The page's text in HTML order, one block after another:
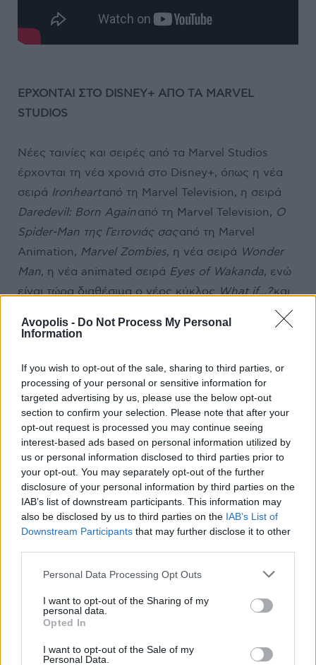
Avopolis - Do Not Process My Personal
Information
If you wish to opt-out of the sale, sharing to third parties, or
processing of your personal or sensitive information for
targeted advertising by us, please use the below opt-out
section to confirm your selection. Please note that after your
opt-out request is processed you may continue seeing
interest-based ads based on personal information utilized by
us or personal information disclosed to third parties prior to
your opt-out. You may separately opt-out of the further
disclosure of your personal information by third parties on the
IAB’s list of downstream participants. This information may
also be disclosed by us to third parties on the IAB’s List of
Downstream Participants that may further disclose it to other
Personal Data Processing Opt Outs
I want to opt-out of the Sharing of my
personal data.
Opted In
I want to opt-out of the Sale of my
Personal Data.
ΕΡΧΟΝΤΑΙ ΣΤΟ DISNEY+ ΑΠΟ ΤΑ MARVEL
STUDIOS
Νέες ταινίες και σειρές από τα Marvel Studios
έρχονται τη νέα χρονιά στο Disney+, όπως η νέα
σειρά Ironheartαπό τη Marvel Television, η σειρά
Daredevil: Born Againαπό τη Marvel Television, Ο
Spider-Man της Γειτονιάς σαςαπό τη Marvel
Animation, Marvel Zombies, η νέα σειρά Wonder
Man, η νέα animated σειρά Eyes of Wakanda, ενώ
είναι τώρα διαθέσιμα ο νέος κύκλοςWhat if...?και
ΣΥΝΑΥΛΙΕΣ - ΔΙΕΘΝΗ
Godsmack & SiXforNine στο Θέατρο
Λυκαβηττού: Μια βραδιά γεμάτη hits, ενέργεια...
και μια παράξενη λήθη